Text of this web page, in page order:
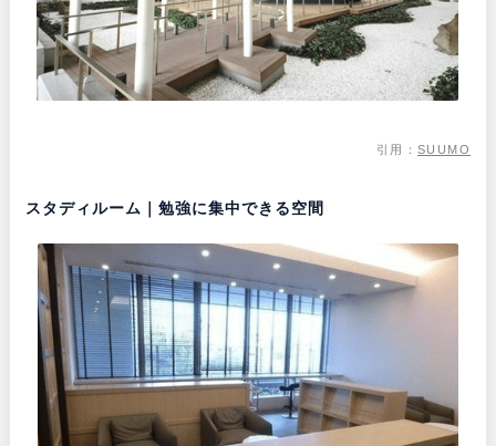
引用：SUUMO
スタディルーム｜勉強に集中できる空間